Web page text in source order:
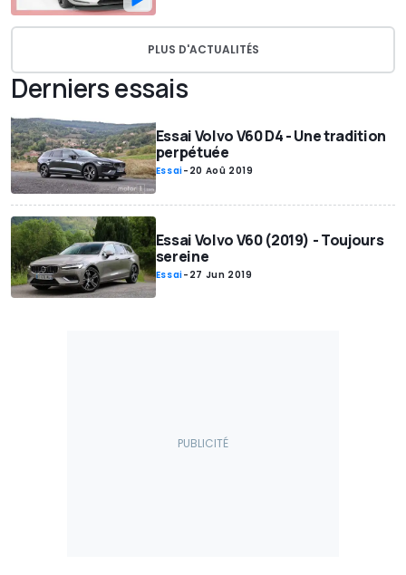
PLUS D'ACTUALITÉS
Derniers essais
Essai Volvo V60 D4 - Une tradition
perpétuée
Essai- 20 Aoû 2019
Essai Volvo V60 (2019) - Toujours
sereine
Essai- 27 Jun 2019